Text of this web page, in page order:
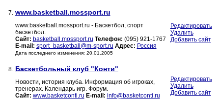
7. www.basketball.mossport.ru
www.basketball.mossport.ru - Баскетбол, спорт
баскетбол.
Сайт: basketball.mossport.ru Телефон: (095) 921-1767
E-mail: sport_basketball@m-sport.ru Адрес: Россия
Дата последнего изменения: 20.01.2005
Редактировать
Удалить
Добавить сайт
8. Баскетбольный клуб "Конти"
Новости, история клуба. Информация об игроках,
тренерах. Календарь игр. Форум.
Сайт: www.basketconti.ru E-mail: info@basketconti.ru
Редактировать
Удалить
Добавить сайт